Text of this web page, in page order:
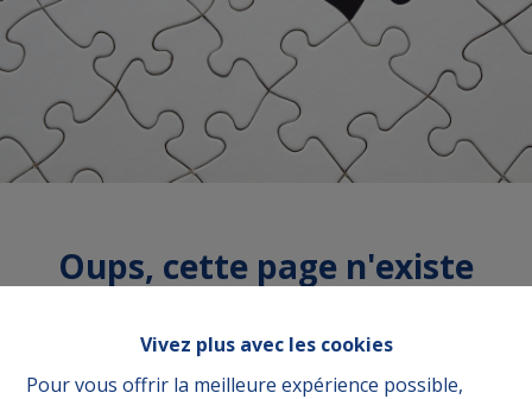
Vivez plus avec les cookies
Pour vous offrir la meilleure expérience possible,
Oups, cette page n'existe